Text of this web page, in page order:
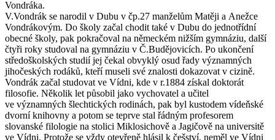
Vondráka.
V.Vondrák se narodil v Dubu v čp.27 manželům Matěji a Anežce
Vondrákovým. Do školy začal chodit také v Dubu do jednotřídní
obecné školy, pak pokračoval na německém nižším gymnáziu, další
čtyři roky studoval na gymnáziu v Č.Budějovicích. Po ukončení
středoškolských studií jej čekal obvyklý osud řady významných
jihočeských rodáků, kteří museli své znalosti dokazovat v cizině.
Vondrák začal studovat ve Vídni, kde v r.1884 získal doktorát
filosofie. Několik let působil jako vychovatel a učitel
ve významných šlechtických rodinách, pak byl kustodem vídeňské
dvorní knihovny a potom se teprve stal řádným profesorem
slovanské filologie na stolici Miklosichově a Jagičově na universitě
ve Vídni. Protože se vždy otevřeně hlásil k češství, neměl ve Vídni